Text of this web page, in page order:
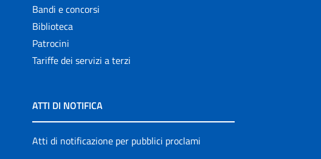
Bandi e concorsi
Biblioteca
Patrocini
Tariffe dei servizi a terzi
ATTI DI NOTIFICA
Atti di notificazione per pubblici proclami